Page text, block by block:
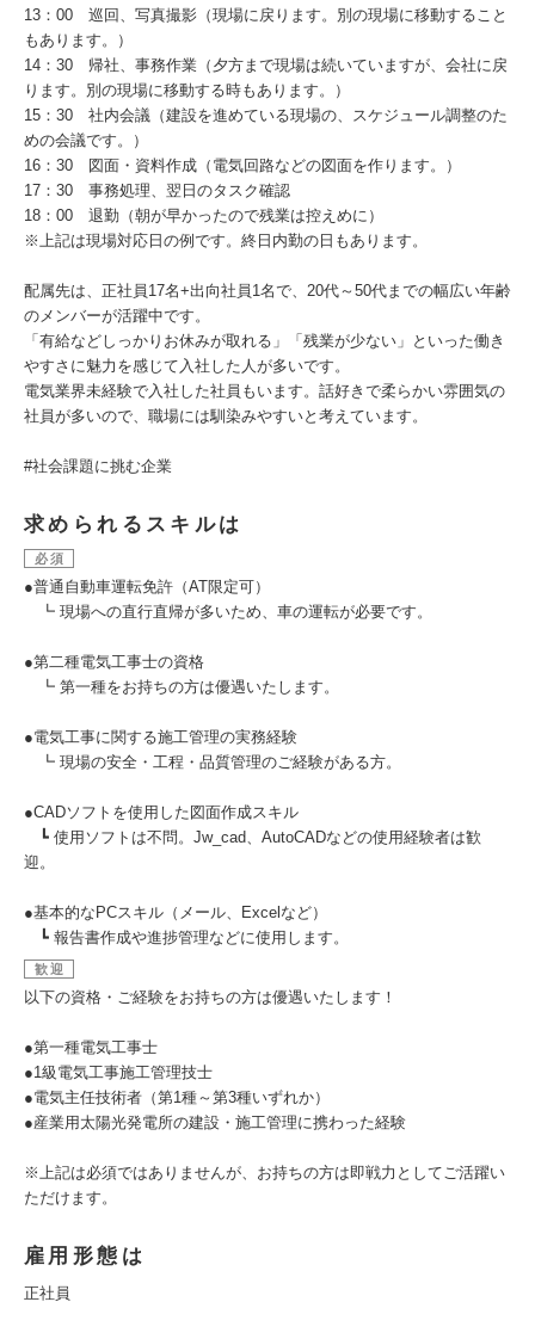
13：00 巡回、写真撮影（現場に戻ります。別の現場に移動すること
もあります。）
14：30 帰社、事務作業（夕方まで現場は続いていますが、会社に戻
ります。別の現場に移動する時もあります。）
15：30 社内会議（建設を進めている現場の、スケジュール調整のた
めの会議です。）
16：30 図面・資料作成（電気回路などの図面を作ります。）
17：30 事務処理、翌日のタスク確認
18：00 退勤（朝が早かったので残業は控えめに）
※上記は現場対応日の例です。終日内勤の日もあります。
配属先は、正社員17名+出向社員1名で、20代～50代までの幅広い年齢
のメンバーが活躍中です。
「有給などしっかりお休みが取れる」「残業が少ない」といった働き
やすさに魅力を感じて入社した人が多いです。
電気業界未経験で入社した社員もいます。話好きで柔らかい雰囲気の
社員が多いので、職場には馴染みやすいと考えています。
#社会課題に挑む企業
求められるスキルは
必須
●普通自動車運転免許（AT限定可）
┗ 現場への直行直帰が多いため、車の運転が必要です。
●第二種電気工事士の資格
┗ 第一種をお持ちの方は優遇いたします。
●電気工事に関する施工管理の実務経験
┗ 現場の安全・工程・品質管理のご経験がある方。
●CADソフトを使用した図面作成スキル
┗ 使用ソフトは不問。Jw_cad、AutoCADなどの使用経験者は歓
迎。
●基本的なPCスキル（メール、Excelなど）
┗ 報告書作成や進捗管理などに使用します。
歓迎
以下の資格・ご経験をお持ちの方は優遇いたします！
●第一種電気工事士
●1級電気工事施工管理技士
●電気主任技術者（第1種～第3種いずれか）
●産業用太陽光発電所の建設・施工管理に携わった経験
※上記は必須ではありませんが、お持ちの方は即戦力としてご活躍い
ただけます。
雇用形態は
正社員